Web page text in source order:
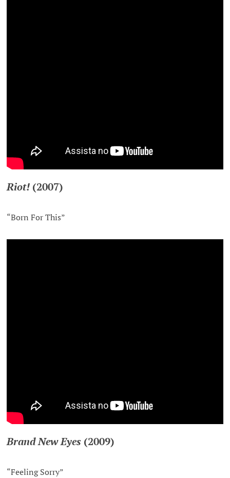
Riot! (2007)
“Born For This”
Brand New Eyes (2009)
“Feeling Sorry”